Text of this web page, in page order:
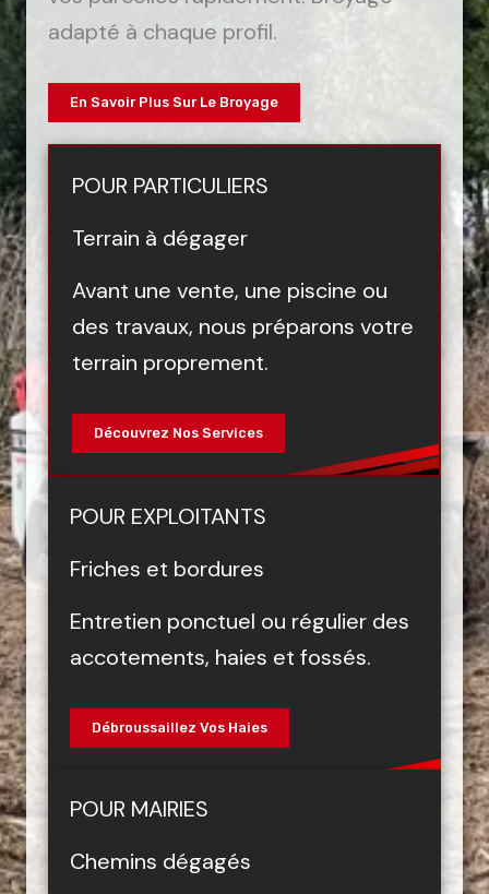
adapté à chaque profil.
En Savoir Plus Sur Le Broyage
POUR PARTICULIERS
Terrain à dégager
Avant une vente, une piscine ou
des travaux, nous préparons votre
terrain proprement.
Découvrez Nos Services
POUR EXPLOITANTS
Friches et bordures
Entretien ponctuel ou régulier des
accotements, haies et fossés.
Débroussaillez Vos Haies
POUR MAIRIES
Chemins dégagés